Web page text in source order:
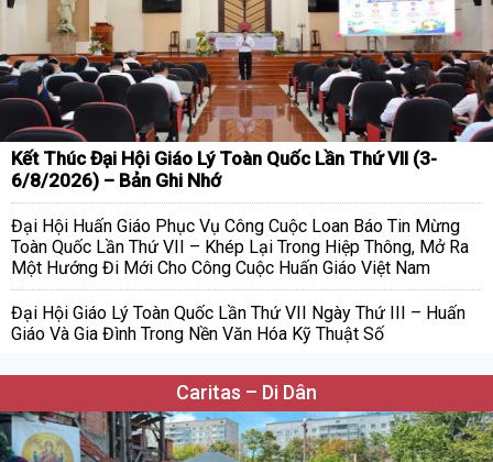
Kết Thúc Đại Hội Giáo Lý Toàn Quốc Lần Thứ VII (3-
6/8/2026) – Bản Ghi Nhớ
Đại Hội Huấn Giáo Phục Vụ Công Cuộc Loan Báo Tin Mừng
Toàn Quốc Lần Thứ VII – Khép Lại Trong Hiệp Thông, Mở Ra
Một Hướng Đi Mới Cho Công Cuộc Huấn Giáo Việt Nam
Đại Hội Giáo Lý Toàn Quốc Lần Thứ VII Ngày Thứ III – Huấn
Giáo Và Gia Đình Trong Nền Văn Hóa Kỹ Thuật Số
Caritas – Di Dân